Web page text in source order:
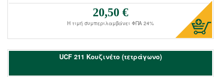
20,50 €
Η τιμή συμπεριλαμβάνει ΦΠΑ 24%
UCF 211 Kουζινέτο (τετράγωνο)